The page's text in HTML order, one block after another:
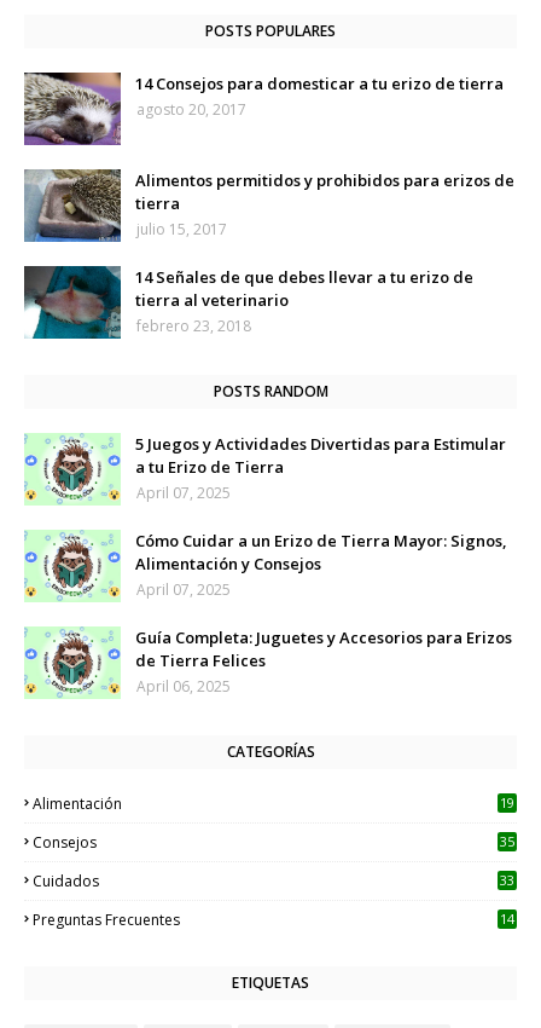
POSTS POPULARES
14 Consejos para domesticar a tu erizo de tierra
agosto 20, 2017
Alimentos permitidos y prohibidos para erizos de
tierra
julio 15, 2017
14 Señales de que debes llevar a tu erizo de
tierra al veterinario
febrero 23, 2018
POSTS RANDOM
5 Juegos y Actividades Divertidas para Estimular
a tu Erizo de Tierra
April 07, 2025
Cómo Cuidar a un Erizo de Tierra Mayor: Signos,
Alimentación y Consejos
April 07, 2025
Guía Completa: Juguetes y Accesorios para Erizos
de Tierra Felices
April 06, 2025
CATEGORÍAS
Alimentación 19
Consejos 35
Cuidados 33
Preguntas Frecuentes 14
ETIQUETAS